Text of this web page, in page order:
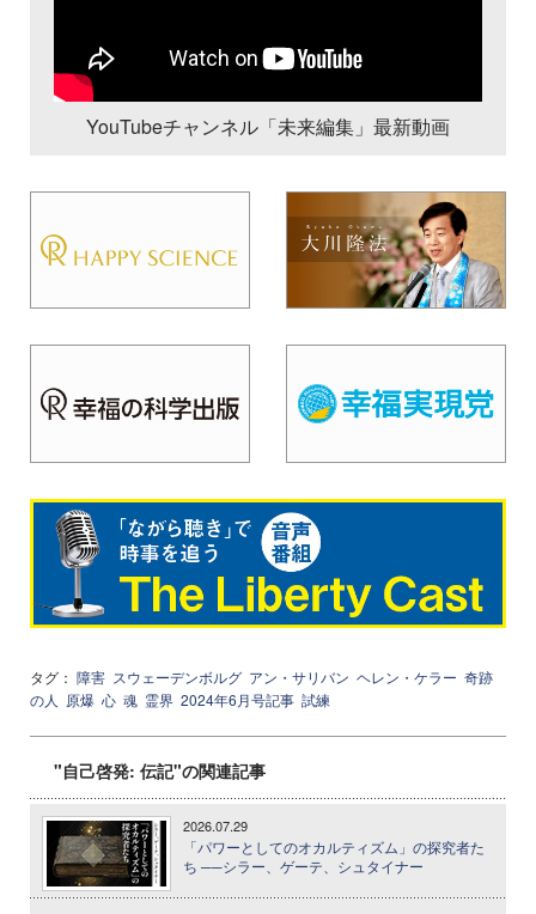
YouTubeチャンネル「未来編集」最新動画
タグ： 障害 スウェーデンボルグ アン・サリバン ヘレン・ケラー 奇跡
の人 原爆 心 魂 霊界 2024年6月号記事 試練
"自己啓発: 伝記"の関連記事
2026.07.29
「パワーとしてのオカルティズム」の探究者た
ち ──シラー、ゲーテ、シュタイナー